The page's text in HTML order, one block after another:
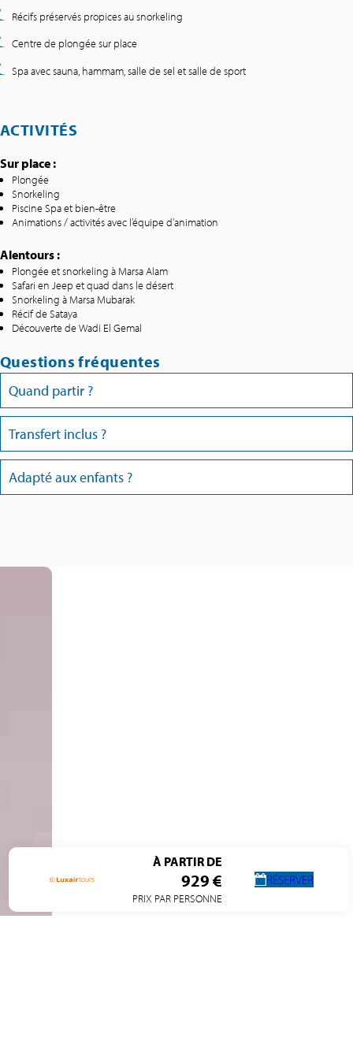
À PARTIR DE
929 €
PRIX PAR PERSONNE
RÉSERVER
Récifs préservés propices au snorkeling
Centre de plongée sur place
Spa avec sauna, hammam, salle de sel et salle de sport
ACTIVITÉS
Sur place :
Plongée
Snorkeling
Piscine Spa et bien-être
Animations / activités avec l’équipe d’animation
Alentours :
Plongée et snorkeling à Marsa Alam
Safari en Jeep et quad dans le désert
Snorkeling à Marsa Mubarak
Récif de Sataya
Découverte de Wadi El Gemal
Questions fréquentes
Quand partir ?
Transfert inclus ?
Adapté aux enfants ?